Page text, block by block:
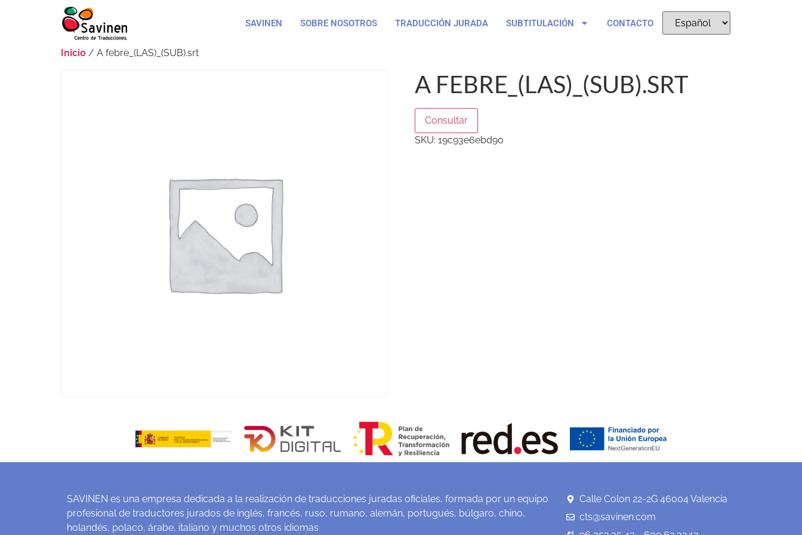
SAVINEN SOBRE NOSOTROS TRADUCCIÓN JURADA SUBTITULACIÓN CONTACTO
Inicio / A febre_(LAS)_(SUB).srt
A FEBRE_(LAS)_(SUB).SRT
Consultar
SKU: 19c93e6ebd90
SAVINEN es una empresa dedicada a la realización de traducciones juradas oficiales, formada por un equipo
profesional de traductores jurados de inglés, francés, ruso, rumano, alemán, portugués, búlgaro, chino,
holandés, polaco, árabe, italiano y muchos otros idiomas
Calle Colon 22-2G 46004 Valencia
cts@savinen.com